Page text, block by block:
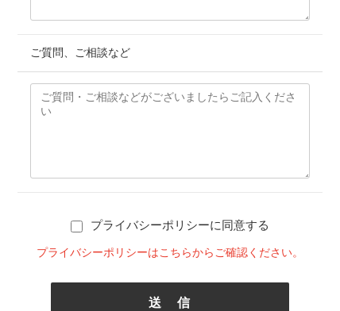
ご質問、ご相談など
プライバシーポリシーに同意する
プライバシーポリシーはこちらからご確認ください。
送 信